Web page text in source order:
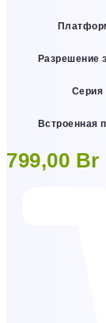
Разрешение
Серия
Встроенная
799,00 Br